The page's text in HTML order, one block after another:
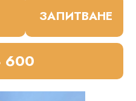
ЗАПИТВАНЕ
600